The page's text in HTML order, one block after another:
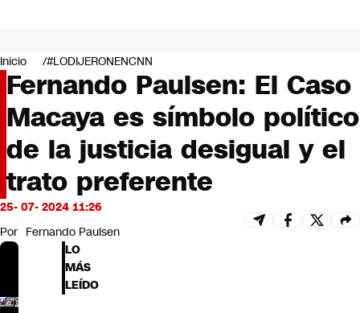
Negocios
Deportes
Programas completos
Cultura
Servicios
Bits
CNN tiempo
Futuro 360
Inicio #LODIJERONENCNN
Fernando Paulsen: El Caso
Macaya es símbolo político
de la justicia desigual y el
trato preferente
25- 07- 2024 11:26
Por Fernando Paulsen
LO
MÁS
LEÍDO